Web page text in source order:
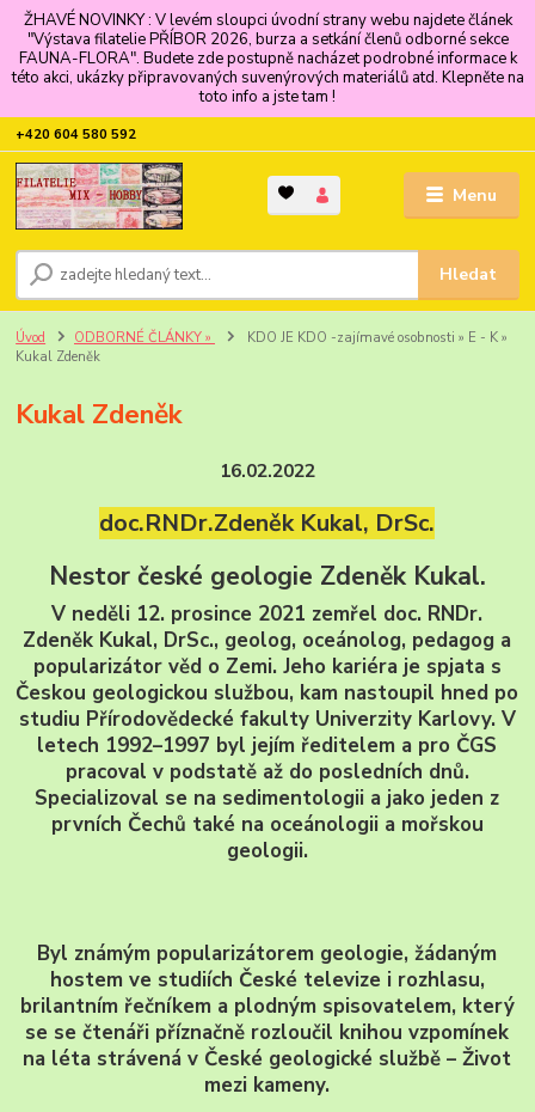
ŽHAVÉ NOVINKY : V levém sloupci úvodní strany webu najdete článek
"Výstava filatelie PŘÍBOR 2026, burza a setkání členů odborné sekce
FAUNA-FLORA". Budete zde postupně nacházet podrobné informace k
této akci, ukázky připravovaných suvenýrových materiálů atd. Klepněte na
toto info a jste tam !
Menu
Hledat
+420 604 580 592
Úvod ODBORNÉ ČLÁNKY »
KDO JE KDO -zajímavé osobnosti » E - K »
Kukal Zdeněk
Kukal Zdeněk
16.02.2022
doc.RNDr.Zdeněk Kukal, DrSc.
Nestor české geologie Zdeněk Kukal.
V neděli 12. prosince 2021 zemřel doc. RNDr.
Zdeněk Kukal, DrSc., geolog, oceánolog, pedagog a
popularizátor věd o Zemi. Jeho kariéra je spjata s
Českou geologickou službou, kam nastoupil hned po
studiu Přírodovědecké fakulty Univerzity Karlovy. V
letech 1992–1997 byl jejím ředitelem a pro ČGS
pracoval v podstatě až do posledních dnů.
Specializoval se na sedimentologii a jako jeden z
prvních Čechů také na oceánologii a mořskou
geologii.
Byl známým popularizátorem geologie, žádaným
hostem ve studiích České televize i rozhlasu,
brilantním řečníkem a plodným spisovatelem, který
se se čtenáři příznačně rozloučil knihou vzpomínek
na léta strávená v České geologické službě – Život
mezi kameny.